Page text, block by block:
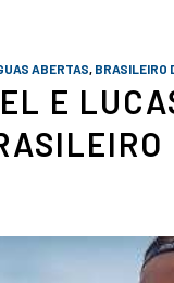
ABERTAS, BRASILEIRO
E